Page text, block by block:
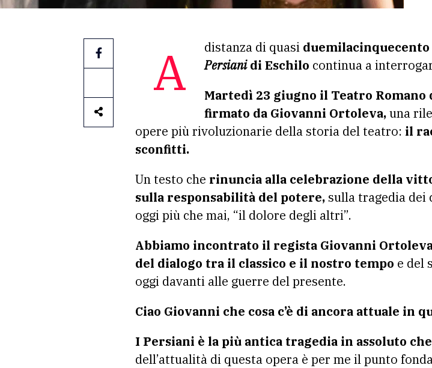
A distanza di quasi duemilacinquecento
Persianidi Eschilo continua a
Martedì 23 giugno il Teatro Romano
firmato da Giovanni Ortoleva,una
opere più rivoluzionarie della storia del teatro: il
sconfitti.
Un testo che rinuncia alla celebrazione della
sulla responsabilità del potere, sulla tragedia dei
oggi più che mai, “il dolore degli altri”.
Abbiamo incontrato il regista Giovanni
del dialogo tra il classico e il nostro tempo e del
oggi davanti alle guerre del presente.
Ciao Giovanni che cosa c’è di ancora attuale in
I Persiani è la più antica tragedia in assoluto
dell’attualità di questa opera è per me il punto